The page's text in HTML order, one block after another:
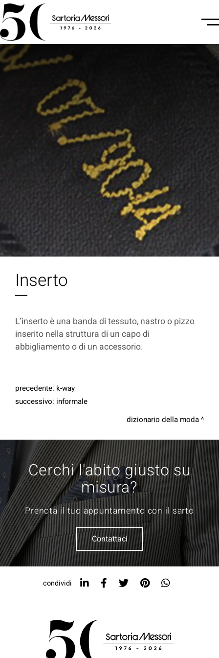
Inserto
L’inserto è una banda di tessuto, nastro o pizzo
inserito nella struttura di un capo di
abbigliamento o di un accessorio.
precedente: k-way
successivo: informale
dizionario della moda
Cerchi l'abito giusto su
misura?
Prenota il tuo appuntamento con il sarto
Contattaci
condividi